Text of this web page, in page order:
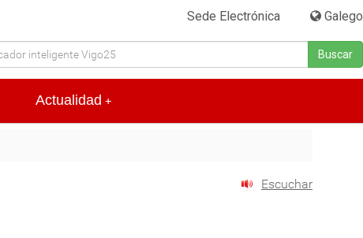
Sede Electrónica Galego
Buscar
+
Actualidad
Escuchar